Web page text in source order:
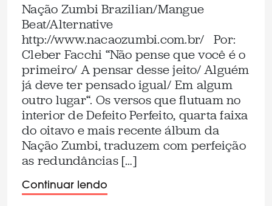
Nação Zumbi Brazilian/Mangue
Beat/Alternative
http://www.nacaozumbi.com.br/ Por:
Cleber Facchi “Não pense que você é o
primeiro/ A pensar desse jeito/ Alguém
já deve ter pensado igual/ Em algum
outro lugar“. Os versos que flutuam no
interior de Defeito Perfeito, quarta faixa
do oitavo e mais recente álbum da
Nação Zumbi, traduzem com perfeição
as redundâncias […]
Continuar lendo